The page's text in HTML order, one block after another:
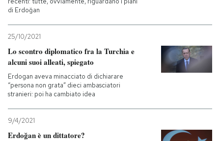
di Erdoğan
25/10/2021
Lo scontro diplomatico fra la Turchia e
alcuni suoi alleati, spiegato
Erdogan aveva minacciato di dichiarare
“persona non grata” dieci ambasciatori
stranieri: poi ha cambiato idea
9/4/2021
Erdoğan è un dittatore?